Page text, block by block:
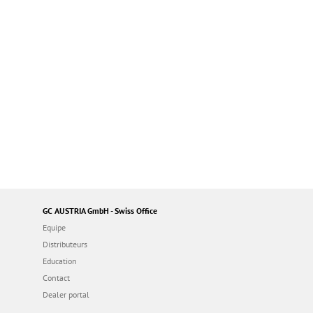
GC AUSTRIA GmbH - Swiss Office
Equipe
Distributeurs
Education
Contact
Dealer portal